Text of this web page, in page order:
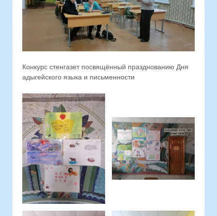
Конкурс стенгазет посвящённый празднованию Дня
адыгейского языка и письменности